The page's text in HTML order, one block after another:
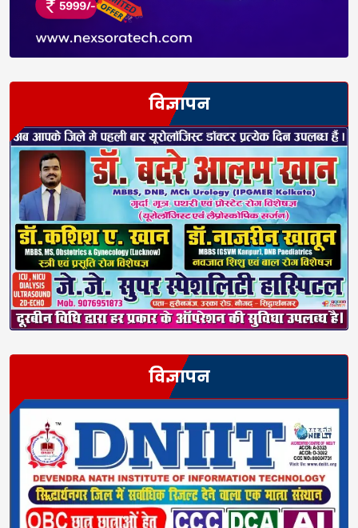
विज्ञापन
विज्ञापन